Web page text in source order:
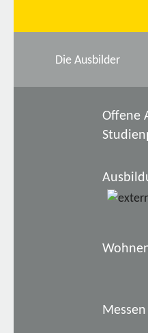
Die Ausbilder
Offene